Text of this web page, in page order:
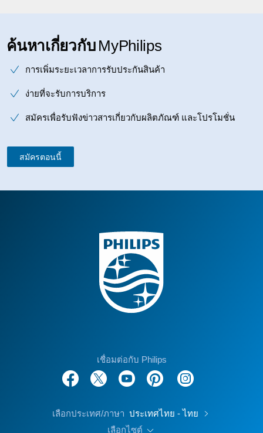
ค้นหาเกี่ยวกับ MyPhilips
การเพิ่มระยะเวลาการรับประกันสินค้า
ง่ายที่จะรับการบริการ
สมัครเพื่อรับฟังข่าวสารเกี่ยวกับผลิตภัณฑ์ และโปรโมชั่น
สมัครตอนนี้
เชื่อมต่อกับ Philips
เลือกประเทศ/ภาษา ประเทศไทย - ไทย
เลือกไซต์